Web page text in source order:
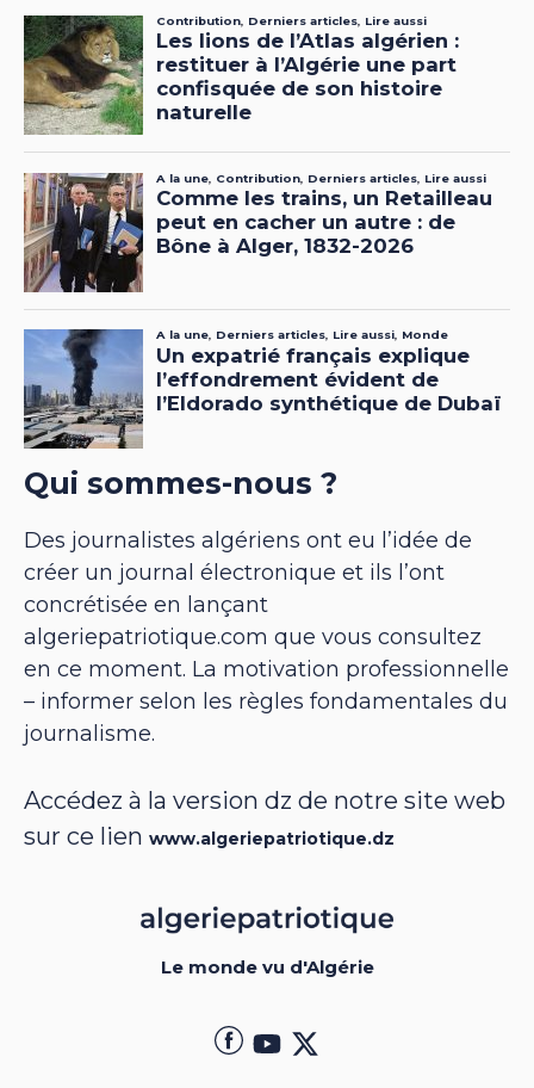
Qui sommes-nous ?
Des journalistes algériens ont eu l’idée de
créer un journal électronique et ils l’ont
concrétisée en lançant
algeriepatriotique.com que vous consultez
en ce moment. La motivation professionnelle
– informer selon les règles fondamentales du
journalisme.
Accédez à la version dz de notre site web
sur ce lien www.algeriepatriotique.dz
Le monde vu d'Algérie